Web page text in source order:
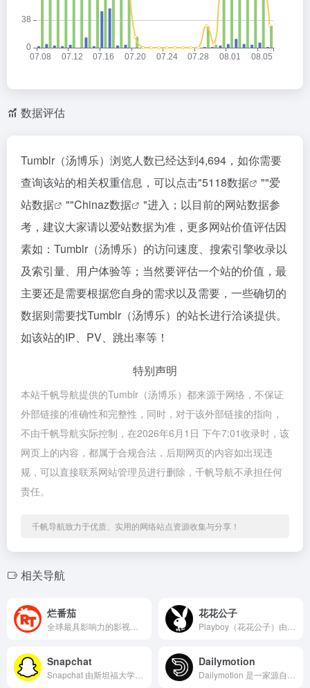
数据评估
Tumblr（汤博乐）浏览人数已经达到4,694，如你需要
查询该站的相关权重信息，可以点击"5118数据 ""爱
站数据
""Chinaz数据
"进入；以目前的网站数据参
考，建议大家请以爱站数据为准，更多网站价值评估因
素如：Tumblr（汤博乐）的访问速度、搜索引擎收录以
及索引量、用户体验等；当然要评估一个站的价值，最
主要还是需要根据您自身的需求以及需要，一些确切的
数据则需要找Tumblr（汤博乐）的站长进行洽谈提供。
如该站的IP、PV、跳出率等！
特别声明
本站千帆导航提供的Tumblr（汤博乐）都来源于网络，不保证
外部链接的准确性和完整性，同时，对于该外部链接的指向，
不由千帆导航实际控制，在2026年6月1日 下午7:01收录时，该
网页上的内容，都属于合规合法，后期网页的内容如出现违
规，可以直接联系网站管理员进行删除，千帆导航不承担任何
责任。
千帆导航致力于优质、实用的网络站点资源收集与分享！
相关导航
烂番茄 花花公子
Snapchat Dailymotion